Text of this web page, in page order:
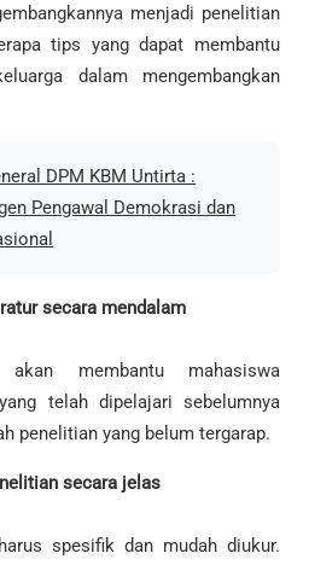
menjadi penelitian
tips yang dapat membantu
dalam mengembangkan
DPM KBM Untirta :
Pengawal Demokrasi dan
secara mendalam
membantu mahasiswa
telah dipelajari sebelumnya
penelitian yang belum tergarap.
secara jelas
spesifik dan mudah diukur.